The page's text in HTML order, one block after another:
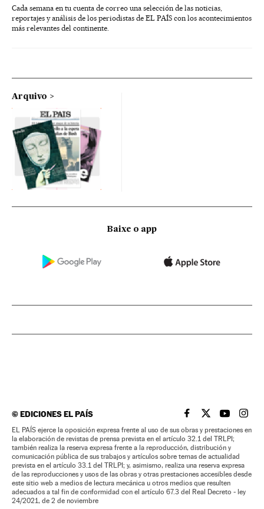
Cada semana en tu cuenta de correo una selección de las noticias,
reportajes y análisis de los periodistas de EL PAÍS con los acontecimientos
más relevantes del continente.
Arquivo
Baixe o app
©EDICIONES EL PAÍS EL PAÍS BRASIL EN
EL PAÍSEL PAÍS
EL
EL PAÍS ejerce la oposición expresa frente al uso de sus obras y prestaciones en
la elaboración de revistas de prensa prevista en el artículo 32.1 del TRLPI;
también realiza la reserva expresa frente a la reproducción, distribución y
comunicación pública de sus trabajos y artículos sobre temas de actualidad
prevista en el artículo 33.1 del TRLPI; y, asimismo, realiza una reserva expresa
de las reproducciones y usos de las obras y otras prestaciones accesibles desde
este sitio web a medios de lectura mecánica u otros medios que resulten
adecuados a tal fin de conformidad con el artículo 67.3 del Real Decreto - ley
24/2021, de 2 de noviembre